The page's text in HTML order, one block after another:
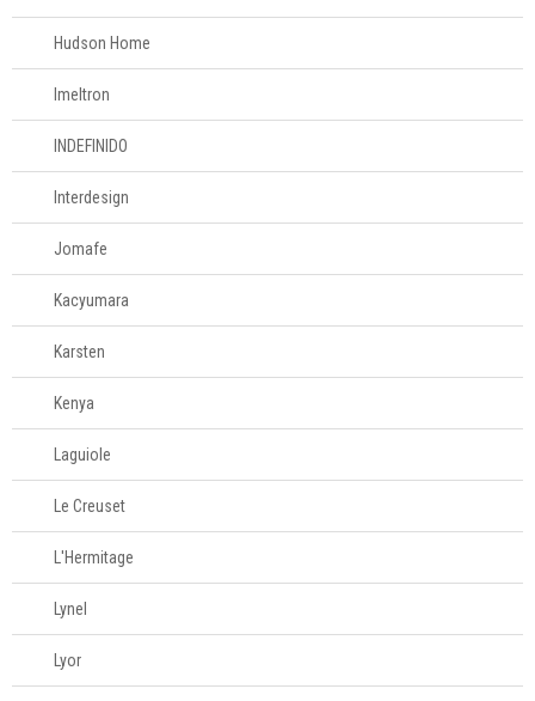
Hudson Home
Imeltron
INDEFINIDO
Interdesign
Jomafe
Kacyumara
Karsten
Kenya
Laguiole
Le Creuset
L'Hermitage
Lynel
Lyor